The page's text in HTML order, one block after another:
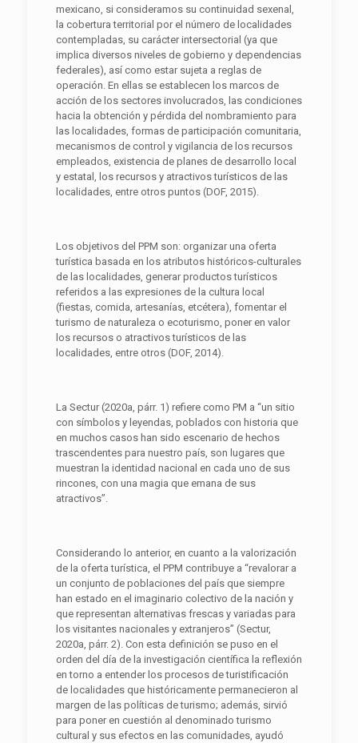
mexicano, si consideramos su continuidad sexenal,
la cobertura territorial por el número de localidades
contempladas, su carácter intersectorial (ya que
implica diversos niveles de gobierno y dependencias
federales), así como estar sujeta a reglas de
operación. En ellas se establecen los marcos de
acción de los sectores involucrados, las condiciones
hacia la obtención y pérdida del nombramiento para
las localidades, formas de participación comunitaria,
mecanismos de control y vigilancia de los recursos
empleados, existencia de planes de desarrollo local
y estatal, los recursos y atractivos turísticos de las
localidades, entre otros puntos (DOF, 2015).
Los objetivos del PPM son: organizar una oferta
turística basada en los atributos históricos-culturales
de las localidades, generar productos turísticos
referidos a las expresiones de la cultura local
(fiestas, comida, artesanías, etcétera), fomentar el
turismo de naturaleza o ecoturismo, poner en valor
los recursos o atractivos turísticos de las
localidades, entre otros (DOF, 2014).
La Sectur (2020a, párr. 1) refiere como PM a “un sitio
con símbolos y leyendas, poblados con historia que
en muchos casos han sido escenario de hechos
trascendentes para nuestro país, son lugares que
muestran la identidad nacional en cada uno de sus
rincones, con una magia que emana de sus
atractivos”.
Considerando lo anterior, en cuanto a la valorización
de la oferta turística, el PPM contribuye a “revalorar a
un conjunto de poblaciones del país que siempre
han estado en el imaginario colectivo de la nación y
que representan alternativas frescas y variadas para
los visitantes nacionales y extranjeros” (Sectur,
2020a, párr. 2). Con esta definición se puso en el
orden del día de la investigación científica la reflexión
en torno a entender los procesos de turistificación
de localidades que históricamente permanecieron al
margen de las políticas de turismo; además, sirvió
para poner en cuestión al denominado turismo
cultural y sus efectos en las comunidades, ayudó